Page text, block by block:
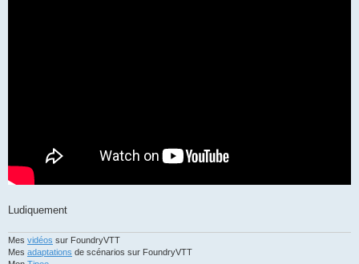
Ludiquement
Mes vidéos sur FoundryVTT
Mes adaptations de scénarios sur FoundryVTT